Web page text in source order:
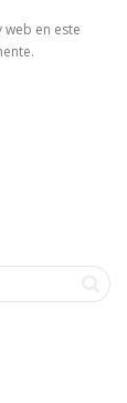
en este